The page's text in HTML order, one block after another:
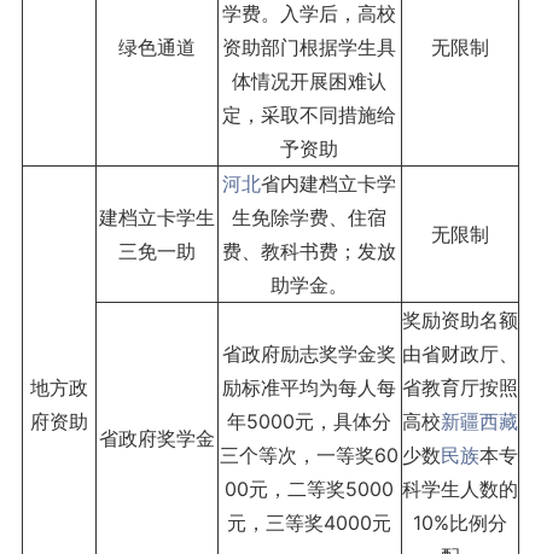
绿色通道
学费。入学后，高校
资助部门根据学生具
体情况开展困难认
定，采取不同措施给
予资助
无限制
地方政
府资助
建档立卡学生
三免一助
河北省内建档立卡学
生免除学费、住宿
费、教科书费；发放
助学金。
无限制
省政府奖学金
省政府励志奖学金奖
励标准平均为每人每
年5000元，具体分
三个等次，一等奖60
00元，二等奖5000
元，三等奖4000元
奖励资助名额
由省财政厅、
省教育厅按照
高校新疆西藏
少数民族本专
科学生人数的
10%比例分